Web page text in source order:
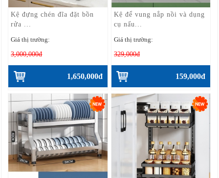
Kệ đựng chén đĩa đặt bồn
rửa ...
Giá thị trường:
3,000,000đ
1,650,000đ
Kệ để vung nắp nồi và dụng
cụ nấu...
Giá thị trường:
329,000đ
159,000đ